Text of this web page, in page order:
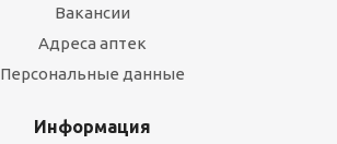
Вакансии
Адреса аптек
Персональные данные
Информация